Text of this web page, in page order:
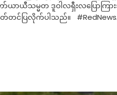
ာယီသမ္မတ ဒူဝါလရှီးလပြောကြာ
ပြလိုက်ပါသည်။